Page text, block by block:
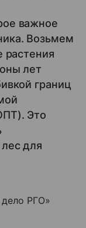
важное
Возьмем
растения
лет
границ
Это
для
дело РГО»